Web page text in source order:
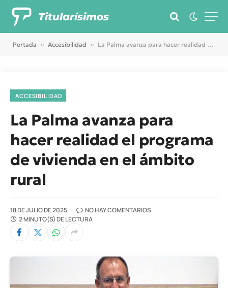
Titularísimos
Portada » Accesibilidad » La Palma avanza para hacer realidad el programa de vivienda en el ámbito rural
ACCESIBILIDAD
La Palma avanza para
hacer realidad el programa
de vivienda en el ámbito
rural
18 DE JULIO DE 2025
NO HAY COMENTARIOS
2 MINUTO(S) DE LECTURA